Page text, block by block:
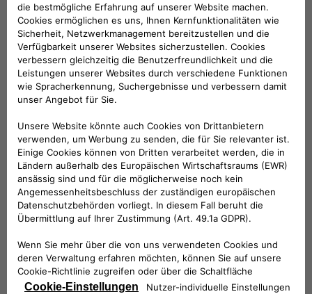
Kombinierte Werte gem. WLTP:Kraftstoffverbrauch 5,1 –
5,2​ l/100 km; CO2-Emissionen 113-117 g/km; CO2-Klasse: D.
Mehr erfahren